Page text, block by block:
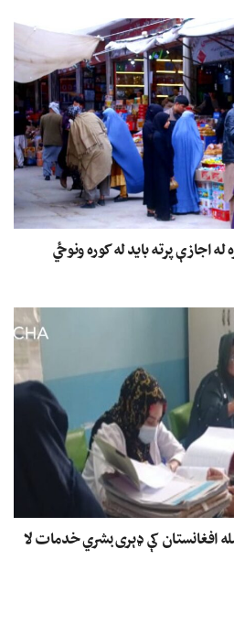
اجازې پرته باید له کوره ونوځي
افغانستان کې ډېری بشري خدمات لا